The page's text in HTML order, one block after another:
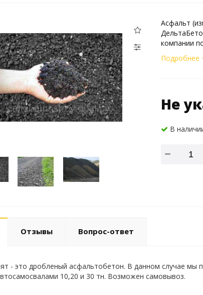
Асфальт
компании
Подробнее
Не
В
Отзывы Вопрос-ответ
- это дробленый асфальтобетон. В данном случае мы
10,20 и 30 тн. Возможен самовывоз.